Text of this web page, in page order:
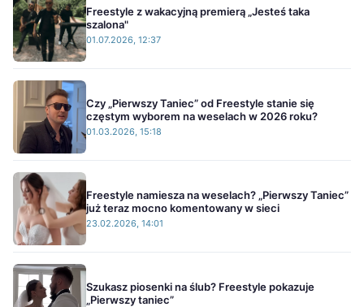
Freestyle z wakacyjną premierą „Jesteś taka
szalona"
01.07.2026, 12:37
Czy „Pierwszy Taniec” od Freestyle stanie się
częstym wyborem na weselach w 2026 roku?
01.03.2026, 15:18
Freestyle namiesza na weselach? „Pierwszy Taniec”
już teraz mocno komentowany w sieci
23.02.2026, 14:01
Szukasz piosenki na ślub? Freestyle pokazuje
„Pierwszy taniec”